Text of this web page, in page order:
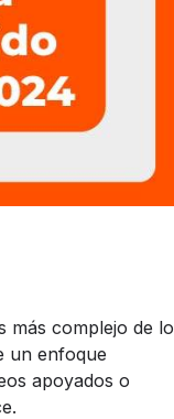
más complejo de lo
un enfoque
apoyados o